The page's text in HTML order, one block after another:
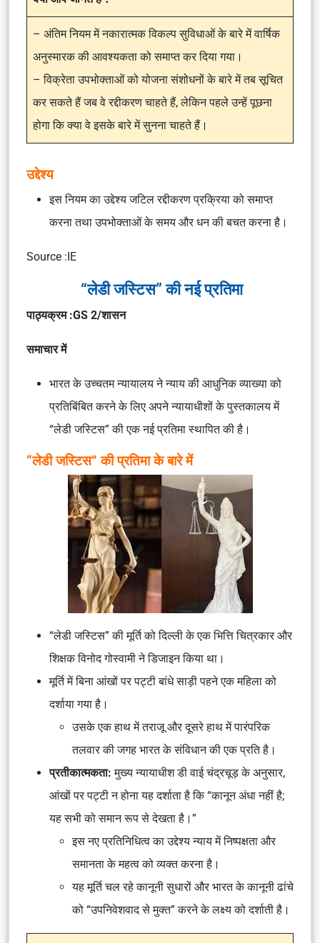
– अंतिम नियम में नकारात्मक विकल्प सुविधाओं के बारे में वार्षिक
अनुस्मारक की आवश्यकता को समाप्त कर दिया गया।
– विक्रेता उपभोक्ताओं को योजना संशोधनों के बारे में तब सूचित
कर सकते हैं जब वे रद्दीकरण चाहते हैं, लेकिन पहले उन्हें पूछना
होगा कि क्या वे इसके बारे में सुनना चाहते हैं।
उद्देश्य
इस नियम का उद्देश्य जटिल रद्दीकरण प्रक्रिया को समाप्त
करना तथा उपभोक्ताओं के समय और धन की बचत करना है।
Source :IE
“लेडी जस्टिस” की नई प्रतिमा
पाठ्यक्रम :GS 2/शासन
समाचार में
भारत के उच्चतम न्यायालय ने न्याय की आधुनिक व्याख्या को
प्रतिबिंबित करने के लिए अपने न्यायाधीशों के पुस्तकालय में
“लेडी जस्टिस” की एक नई प्रतिमा स्थापित की है।
“लेडी जस्टिस” की प्रतिमा के बारे में
“लेडी जस्टिस” की मूर्ति को दिल्ली के एक भित्ति चित्रकार और
शिक्षक विनोद गोस्वामी ने डिजाइन किया था।
मूर्ति में बिना आंखों पर पट्टी बांधे साड़ी पहने एक महिला को
दर्शाया गया है।
उसके एक हाथ में तराजू और दूसरे हाथ में पारंपरिक
तलवार की जगह भारत के संविधान की एक प्रति है।
प्रतीकात्मकता:मुख्य न्यायाधीश डी वाई चंद्रचूड़ के अनुसार,
आंखों पर पट्टी न होना यह दर्शाता है कि “कानून अंधा नहीं है;
यह सभी को समान रूप से देखता है।”
इस नए प्रतिनिधित्व का उद्देश्य न्याय में निष्पक्षता और
समानता के महत्व को व्यक्त करना है।
यह मूर्ति चल रहे कानूनी सुधारों और भारत के कानूनी ढांचे
को “उपनिवेशवाद से मुक्त” करने के लक्ष्य को दर्शाती है।